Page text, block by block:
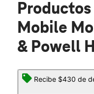
Mobile
& Powell
Recibe $430 de